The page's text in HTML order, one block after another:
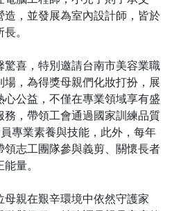
，並發展為室內設計師，皆於
。
喜，特別邀請台南市美容業職
，為得獎母親們化妝打扮，展
公益，不僅在專業領域享有盛
，帶領工會通過國家訓練品質
專業素養與技能，此外，每年
志工團隊參與義剪、關懷長者
量。
親在艱辛環境中依然守護家